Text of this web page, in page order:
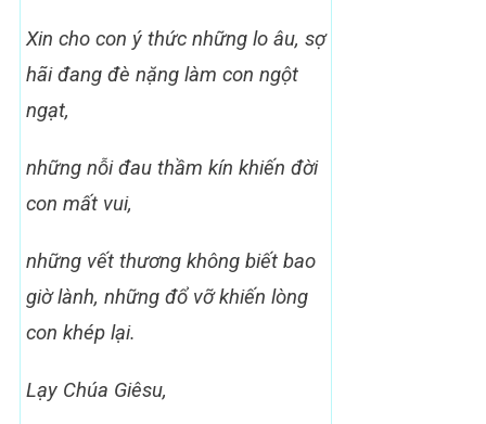
Xin cho con ý thức những lo âu, sợ
hãiđang đè nặng làm con ngột
ngạt,
những nỗi đau thầm kín khiến đời
con mất vui,
những vết thương không biết bao
giờ lành, những đổ vỡ khiến lòng
con khép lại.
Lạy Chúa Giêsu,